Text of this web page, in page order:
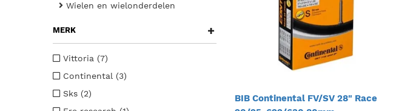
Wielen en wielonderdelen
MERK +
Vittoria (7)
Continental (3)
Sks (2)
BIB Continental FV/SV 28" Race